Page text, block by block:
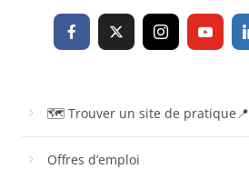
🗺 Trouver un site de pratique📍
Offres d’emploi